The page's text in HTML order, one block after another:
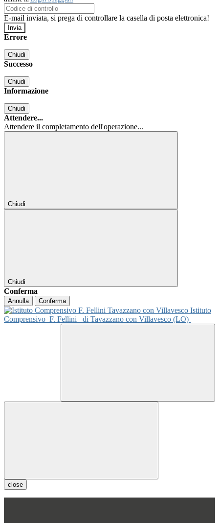
E-mail inviata, si prega di controllare la casella di posta elettronica!
Errore
Chiudi
Successo
Chiudi
Informazione
Chiudi
Attendere...
Attendere il completamento dell'operazione...
Chiudi
Chiudi
Conferma
Annulla Conferma
Istituto
Comprensivo F. Fellini di Tavazzano con Villavesco (LO)
close